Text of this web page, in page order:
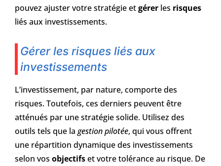
pouvez ajuster votre stratégie etgérer les risques
liés aux investissements.
Gérer les risques liés aux
investissements
L’investissement, par nature, comporte des
risques. Toutefois, ces derniers peuvent être
atténués par une stratégie solide. Utilisez des
outils tels que la gestion pilotée, qui vous offrent
une répartition dynamique des investissements
selon vos objectifset votre tolérance au risque. De